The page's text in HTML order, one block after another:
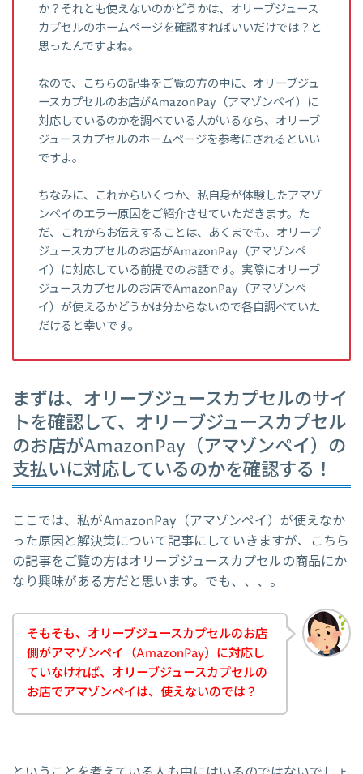
か？それとも使えないのかどうかは、オリーブジュース
カプセルのホームページを確認すればいいだけでは？と
思ったんですよね。
なので、こちらの記事をご覧の方の中に、オリーブジュ
ースカプセルのお店がAmazonPay（アマゾンペイ）に
対応しているのかを調べている人がいるなら、オリーブ
ジュースカプセルのホームページを参考にされるといい
ですよ。
ちなみに、これからいくつか、私自身が体験したアマゾ
ンペイのエラー原因をご紹介させていただきます。た
だ、これからお伝えすることは、あくまでも、オリーブ
ジュースカプセルのお店がAmazonPay（アマゾンペ
イ）に対応している前提でのお話です。実際にオリーブ
ジュースカプセルのお店でAmazonPay（アマゾンペ
イ）が使えるかどうかは分からないので各自調べていた
だけると幸いです。
まずは、オリーブジュースカプセルのサイ
トを確認して、オリーブジュースカプセル
のお店がAmazonPay（アマゾンペイ）の
支払いに対応しているのかを確認する！
ここでは、私がAmazonPay（アマゾンペイ）が使えなか
った原因と解決策について記事にしていきますが、こちら
の記事をご覧の方はオリーブジュースカプセルの商品にか
なり興味がある方だと思います。でも、、、。
そもそも、オリーブジュースカプセルのお店
側がアマゾンペイ（AmazonPay）に対応し
ていなければ、オリーブジュースカプセルの
お店でアマゾンペイは、使えないのでは？